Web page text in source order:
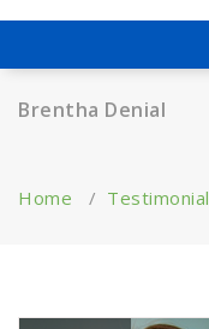
Brentha Denial
Home / Testimonial